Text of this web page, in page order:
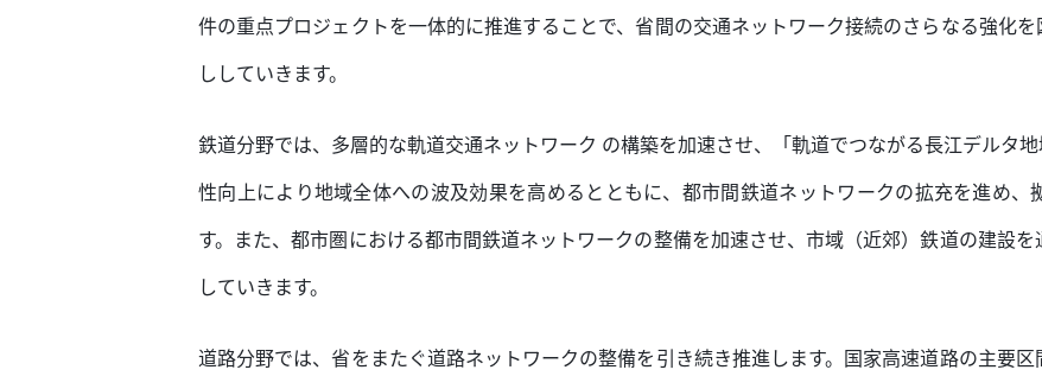
件の重点プロジェクトを一体的に推進することで、省間の交通ネットワーク接続のさらなる強化
ししていきます。
鉄道分野では、多層的な軌道交通ネットワーク の構築を加速させ、「軌道でつながる長江デルタ
性向上により地域全体への波及効果を高めるとともに、都市間鉄道ネットワークの拡充を進め、
す。また、都市圏における都市間鉄道ネットワークの整備を加速させ、市域（近郊）鉄道の建設
していきます。
道路分野では、省をまたぐ道路ネットワークの整備を引き続き推進します。国家高速道路の主要